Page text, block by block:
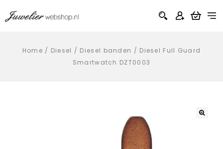
Home / Diesel / Diesel banden / Diesel Full Guard
Smartwatch DZT0003